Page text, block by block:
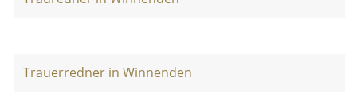
Trauerredner in Winnenden